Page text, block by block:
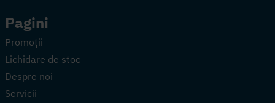
Pagini
Promoții
Lichidare de stoc
Despre noi
Servicii